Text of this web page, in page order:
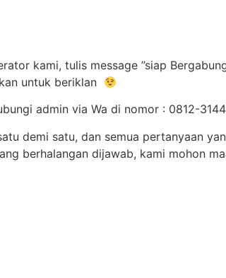
kami, tulis message ”siap
untuk beriklan
admin via Wa di nomor : 0812-
demi satu, dan semua pertanyaan
berhalangan dijawab, kami mohon